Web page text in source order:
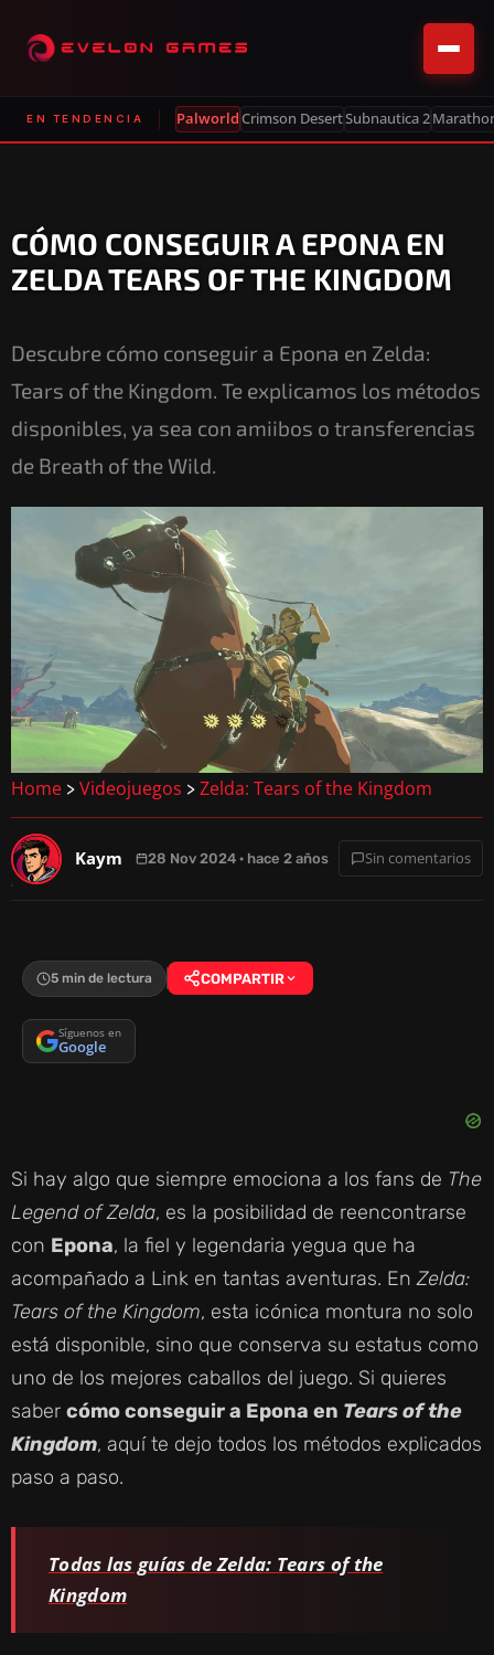
EN TENDENCIA PalworldCrimson DesertSubnautica 2
CÓMO CONSEGUIR A EPONA EN
ZELDA TEARS OF THE KINGDOM
Descubre cómo conseguir a Epona en Zelda:
Tears of the Kingdom. Te explicamos los métodos
disponibles, ya sea con amiibos o transferencias
de Breath of the Wild.
Home > Videojuegos > Zelda: Tears of the Kingdom
Kaym 28 Nov 2024 · hace 2 años Sin comentarios
5 min de lectura COMPARTIR
Síguenos en
Google
Si hay algo que siempre emociona a los fans de The
Legend of Zelda, es la posibilidad de reencontrarse
con Epona, la fiel y legendaria yegua que ha
acompañado a Link en tantas aventuras. EnZelda:
Tears of the Kingdom, esta icónica montura no solo
está disponible, sino que conserva su estatus como
uno de los mejores caballos del juego. Si quieres
saber cómo conseguir a Epona en Tears of the
Kingdom, aquí te dejo todos los métodos explicados
paso a paso.
Todas las guías de Zelda: Tears of the
Kingdom